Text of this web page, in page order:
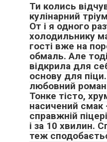
Ти колись
кулінарний
От і я одного
холодильнику
гості вже на
обмаль. Але
відкрила для
основу для
любовний
Тонке тісто,
насичений смак
справжній
і за 10 хвилин.
теж